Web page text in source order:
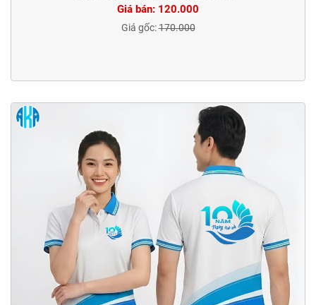
Giá bán: 120.000
Giá gốc:170.000